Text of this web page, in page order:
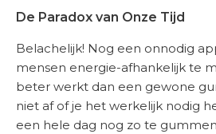
De Paradox van Onze Tijd
Belachelijk! Nog een onnodig
mensen energie-afhankelijk te
beter werkt dan een gewone
niet af of je het werkelijk nodig
een hele dag nog zo te